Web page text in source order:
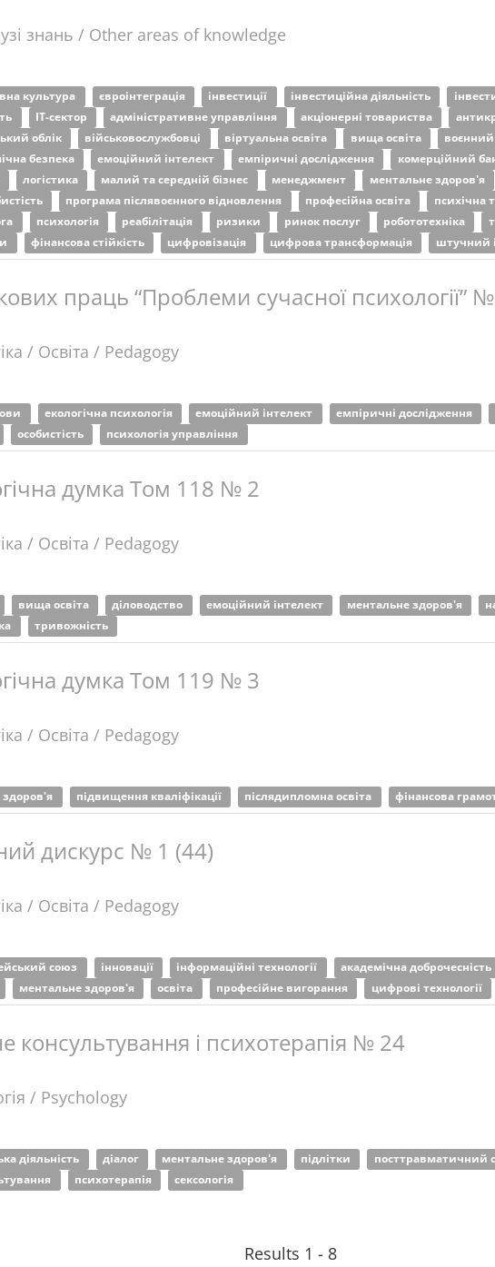
знань / Other areas of knowledge
культура євроінтеграція інвестиції інвестиційна діяльність
ІТ-сектор адміністративне управління акціонерні товариства
облік військовослужбовці віртуальна освіта вища освіта воєнний
безпека емоційний інтелект емпіричні дослідження комерційний
логістика малий та середній бізнес менеджмент ментальне здоров'я
програма післявоєнного відновлення професійна освіта психічна
психологія реабілітація ризики ринок послуг робототехніка
фінансова стійкість цифровізація цифрова трансформація штучний
праць “Проблеми сучасної психології”
/ Освіта / Pedagogy
екологічна психологія емоційний інтелект емпіричні дослідження
особистість психологія управління
думка Том 118 № 2
/ Освіта / Pedagogy
вища освіта діловодство емоційний інтелект ментальне здоров'я
тривожність
думка Том 119 № 3
/ Освіта / Pedagogy
підвищення кваліфікації післядипломна освіта фінансова
дискурс № 1 (44)
/ Освіта / Pedagogy
союз інновації інформаційні технології академічна доброчесність
ментальне здоров'я освіта професійне вигорання цифрові технології
консультування і психотерапія № 24
/ Psychology
діяльність діалог ментальне здоров'я підлітки посттравматичний
психотерапія сексологія
Results 1 - 8